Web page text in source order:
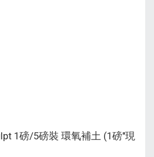
1磅/5磅裝 環氧補土 (1磅"現